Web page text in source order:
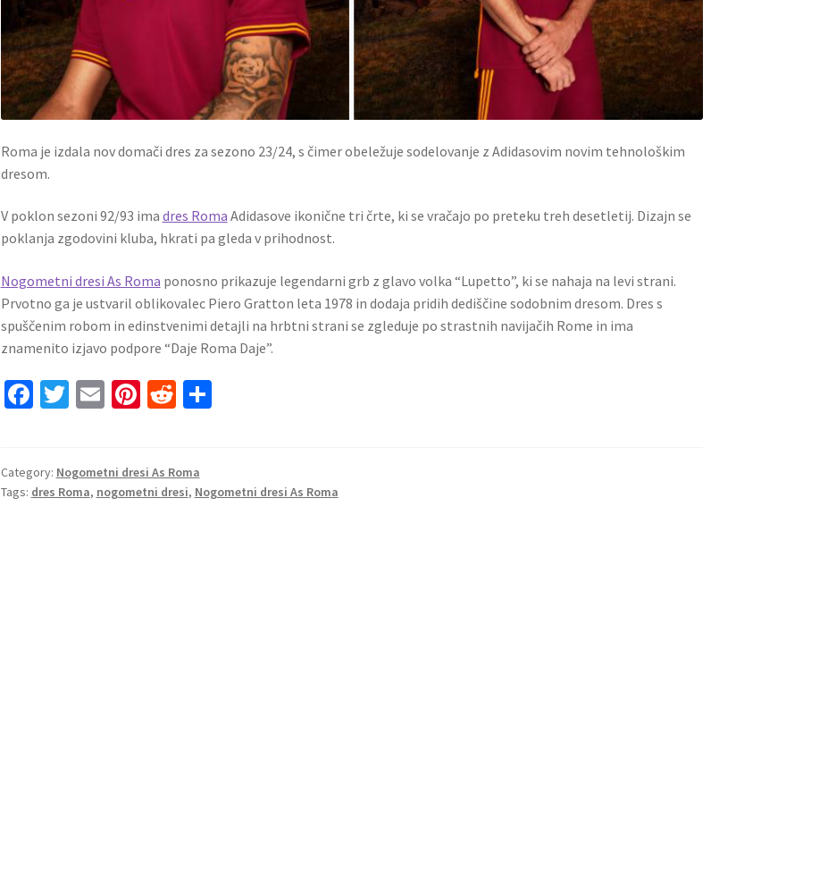
Roma je izdala nov domači dres za sezono 23/24, s čimer obeležuje sodelovanje z Adidasovim novim tehnološkim
dresom.
V poklon sezoni 92/93 ima dres Roma Adidasove ikonične tri črte, ki se vračajo po preteku treh desetletij. Dizajn se
poklanja zgodovini kluba, hkrati pa gleda v prihodnost.
Nogometni dresi As Roma ponosno prikazuje legendarni grb z glavo volka “Lupetto”, ki se nahaja na levi strani.
Prvotno ga je ustvaril oblikovalec Piero Gratton leta 1978 in dodaja pridih dediščine sodobnim dresom. Dres s
spuščenim robom in edinstvenimi detajli na hrbtni strani se zgleduje po strastnih navijačih Rome in ima
znamenito izjavo podpore “Daje Roma Daje”.
Fa
o
o
T
er
E
l
Pi
es
t
R
di
t
S
Category: Nogometni dresi As Roma
Tags: dres Roma, nogometni dresi, Nogometni dresi As Roma